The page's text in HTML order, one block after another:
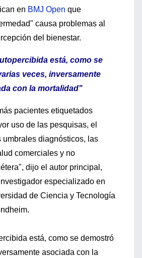
en BMJ Open que
causa problemas al
del bienestar.
está, como se
veces, inversamente
con la mortalidad"
pacientes etiquetados
uso de las pesquisas, el
umbrales diagnósticos, las
comerciales y no
dijo el autor principal,
especializado en
de Ciencia y Tecnología
está, como se demostró
asociada con la